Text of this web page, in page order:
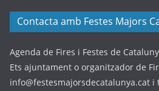
Contacta amb Festes Majors
Agenda de Fires i Festes de
Ets ajuntament o organitzador de
info@festesmajorsdecatalunya.cat i